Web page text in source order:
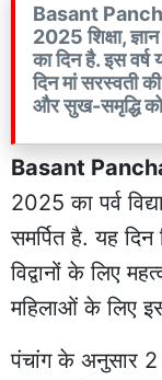
Basant
2025 शिक्षा,
का दिन है. इस वर्ष
दिन मां सरस्वती
और सुख-समृद्धि को
Basant
2025 का पर्व
समर्पित है. यह
विद्वानों के लिए
महिलाओं के लिए
पंचांग के अनुसार 2